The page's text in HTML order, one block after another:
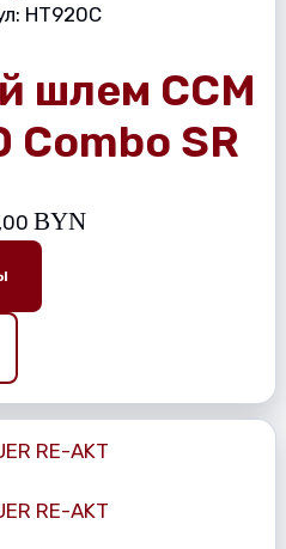
HT920C
шлем CCM
Combo SR
BYN